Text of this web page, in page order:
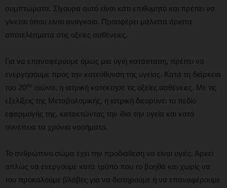
συμπτώματα. Σίγουρα αυτό είναι κάτι επιθυμητό και πρέπει να
γίνεται όπου είναι αναγκαίο. Προσφέρει μάλιστα άριστα
αποτελέσματα στις οξείες ασθένειες.
Για να επαναφέρουμε όμως μια υγιή κατάσταση, πρέπει να
ενεργήσουμε προς την κατεύθυνση της υγείας. Κατά τη διάρκεια
του 20ου αιώνα, η ιατρική κατέκτησε τις οξείες ασθένειες. Με τις
εξελίξεις της Μεταβολομικής, η ιατρική διευρύνει το πεδίο
εφαρμογής της, κατακτώντας την ίδια την υγεία και κατά
συνέπεια τα χρόνια νοσήματα.
Το ανθρώπινο σώμα έχει την προδιάθεση να είναι υγιές. Αρκεί
απλώς να ενεργούμε κατά τρόπο που το βοηθά και χωρίς να
του προκαλούμε βλάβες για να διατηρούμε ή να επαναφέρουμε